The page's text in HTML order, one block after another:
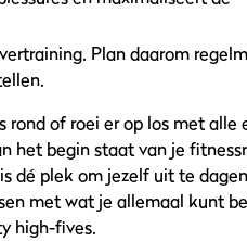
Plan daarom
of roei er op los met alle
het begin staat van je
dé plek om jezelf uit te
met wat je allemaal kunt
high-fives.